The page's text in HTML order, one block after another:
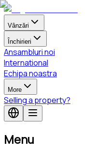
Vânzări
Închirieri
Ansambluri noi
International
Echipa noastra
More
Selling a property?
Menu